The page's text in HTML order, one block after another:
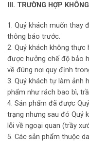
III. TRƯỜNG HỢP
1. Quý khách muốn thay
thông báo trước.
2. Quý khách không
được hưởng chế độ bảo
về đúng nơi quy định
3. Quý khách tự làm ảnh
phẩm như rách bao bì,
4. Sản phẩm đã được
trạng nhưng sau đó Quý
lỗi về ngoại quan (trầy
5. Các sản phẩm thuộc